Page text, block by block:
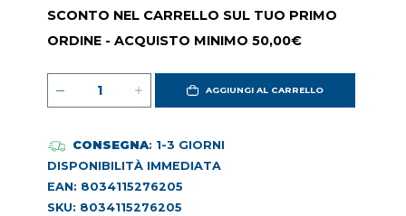
SCONTO NEL CARRELLO SUL TUO PRIMO
ORDINE - ACQUISTO MINIMO 50,00€
AGGIUNGI AL CARRELLO
CONSEGNA: 1-3 GIORNI
DISPONIBILITÀ IMMEDIATA
EAN: 8034115276205
SKU: 8034115276205